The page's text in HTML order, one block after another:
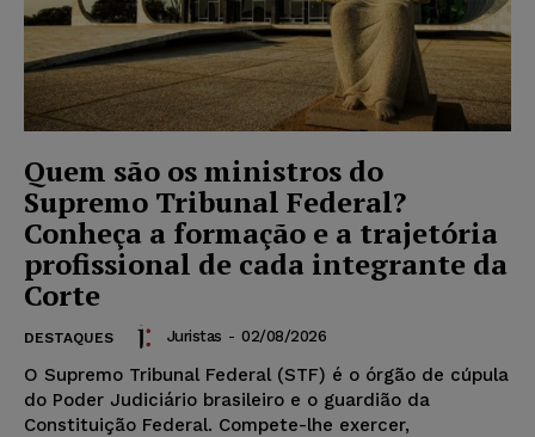
Quem são os ministros do
Supremo Tribunal Federal?
Conheça a formação e a trajetória
profissional de cada integrante da
Corte
DESTAQUES Juristas - 02/08/2026
O Supremo Tribunal Federal (STF) é o órgão de cúpula
do Poder Judiciário brasileiro e o guardião da
Constituição Federal. Compete-lhe exercer,